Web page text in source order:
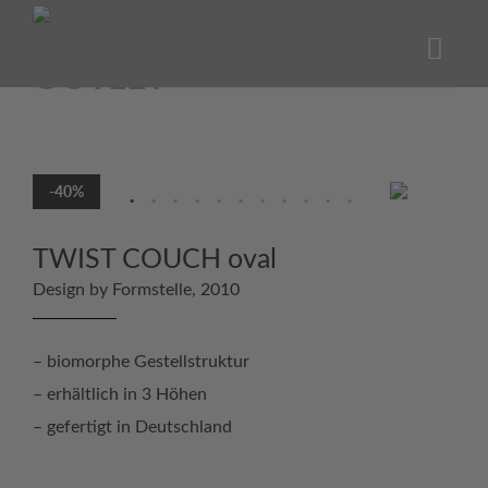
-40%
TWIST COUCH oval
Design by Formstelle, 2010
– biomorphe Gestellstruktur
– erhältlich in 3 Höhen
– gefertigt in Deutschland